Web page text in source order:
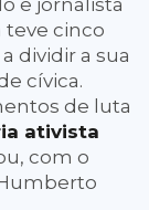
e jornalista
teve cinco
dividir a sua
cívica.
de luta
ativista
com o